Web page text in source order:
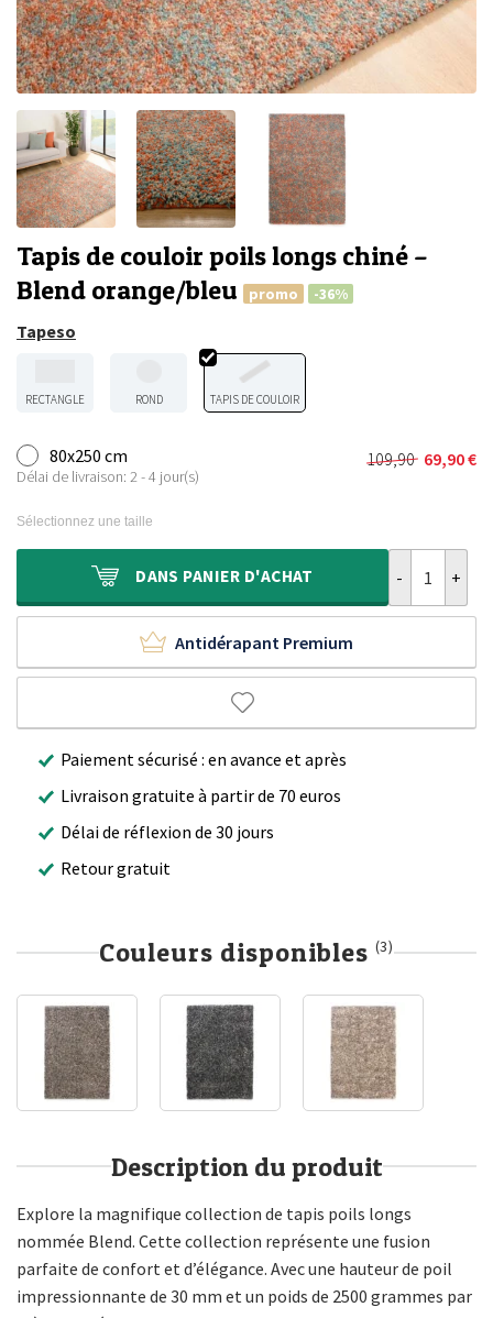
Tapis de couloir poils longs chiné –
Blend orange/bleu
promo -36%
Tapeso
RECTANGLE ROND TAPIS DE COULOIR
80x250 cm
Délai de livraison: 2 - 4 jour(s)
109,90
Le
109,90 €.
69,90€
Le
69,90 €.
Sélectionnez une taille
DANS PANIER D'ACHAT
Antidérapant Premium
Paiement sécurisé : en avance et après
Livraison gratuite à partir de 70 euros
Délai de réflexion de 30 jours
Retour gratuit
Couleurs disponibles (3)
Description du produit
Explore la magnifique collection de tapis poils longs
nommée Blend. Cette collection représente une fusion
parfaite de confort et d’élégance. Avec une hauteur de poil
impressionnante de 30 mm et un poids de 2500 grammes par